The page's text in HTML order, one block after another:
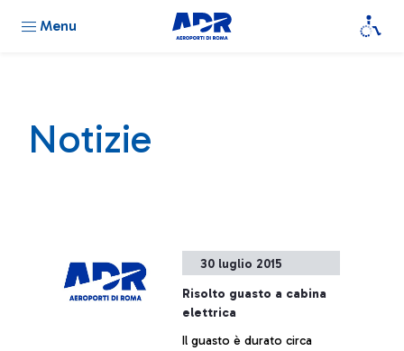
Menu
Notizie
30 luglio 2015
Risolto guasto a cabina
elettrica
Il guasto è durato circa